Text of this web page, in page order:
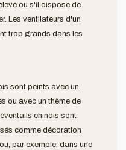
ou s'il dispose de
Les ventilateurs d'un
trop grands dans les
sont peints avec un
ou avec un thème de
chinois sont
comme décoration
par exemple, dans une